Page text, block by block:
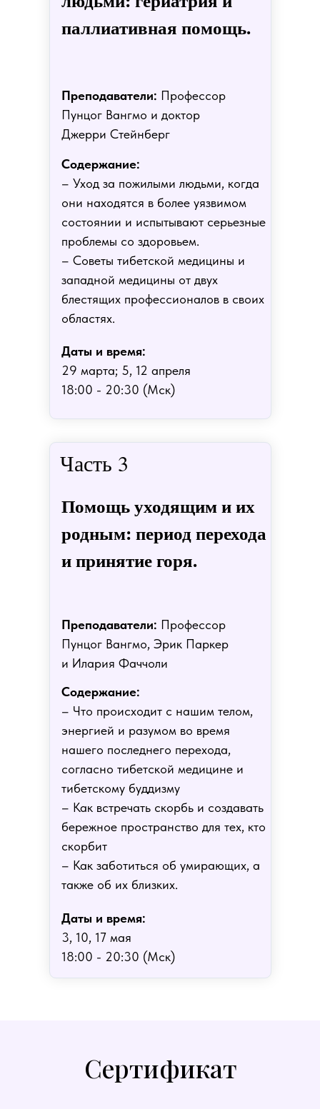
Даты и время:
29 марта; 5, 12 апреля
18:00 - 20:30 (Мск)
Даты и время:
3, 10, 17 мая
18:00 - 20:30 (Мск)
Преподаватели: Профессор
Пунцог Вангмо и доктор
Джерри Стейнберг
паллиативная помощь.
Содержание:
– Уход за пожилыми людьми, когда
они находятся в более уязвимом
состоянии и испытывают серьезные
проблемы со здоровьем.
– Советы тибетской медицины и
западной медицины от двух
блестящих профессионалов в своих
областях.
Преподаватели: Профессор
Пунцог Вангмо, Эрик Паркер
и Илария Фаччоли
Помощь уходящим и их
родным: период перехода
и принятие горя.
Часть 3
Содержание:
– Что происходит с нашим телом,
энергией и разумом во время
нашего последнего перехода,
согласно тибетской медицине и
тибетскому буддизму
– Как встречать скорбь и создавать
бережное пространство для тех, кто
скорбит
– Как заботиться об умирающих, а
также об их близких.
Сертификат